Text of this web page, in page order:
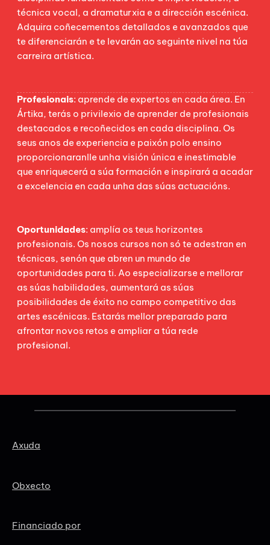
técnica vocal, a dramaturxia e a dirección escénica.
Adquira coñecementos detallados e avanzados que
te diferenciarán e te levarán ao seguinte nivel na túa
carreira artística.
Profesionais: aprende de expertos en cada área. En
Ártika, terás o privilexio de aprender de profesionais
destacados e recoñecidos en cada disciplina. Os
seus anos de experiencia e paixón polo ensino
proporcionaranlle unha visión única e inestimable
que enriquecerá a súa formación e inspirará a acadar
a excelencia en cada unha das súas actuacións.
Oportunidades: amplía os teus horizontes
profesionais. Os nosos cursos non só te adestran en
técnicas, senón que abren un mundo de
oportunidades para ti. Ao especializarse e mellorar
as súas habilidades, aumentará as súas
posibilidades de éxito no campo competitivo das
artes escénicas. Estarás mellor preparado para
afrontar novos retos e ampliar a túa rede
profesional.
Axuda
Obxecto
Financiado por